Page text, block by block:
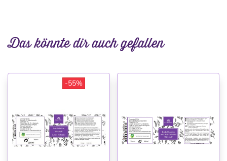
Das könnte dir auch gefallen
-55%